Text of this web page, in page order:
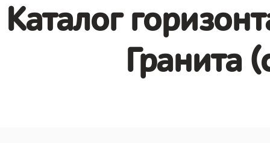
Каталог
Гранита